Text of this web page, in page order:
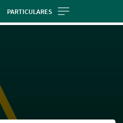
PARTICULARES